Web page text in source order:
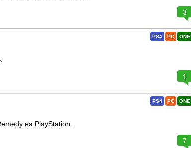
3
ONE
PC
PS4
1
ONE
PC
PS4
на PlayStation.
7